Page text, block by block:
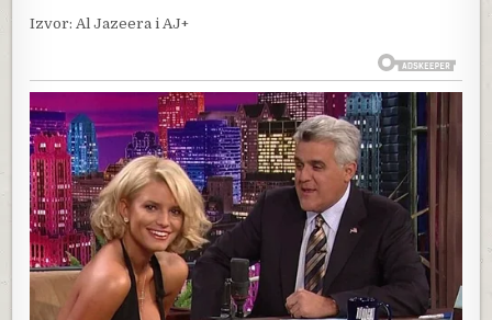
Izvor: Al Jazeera i AJ+